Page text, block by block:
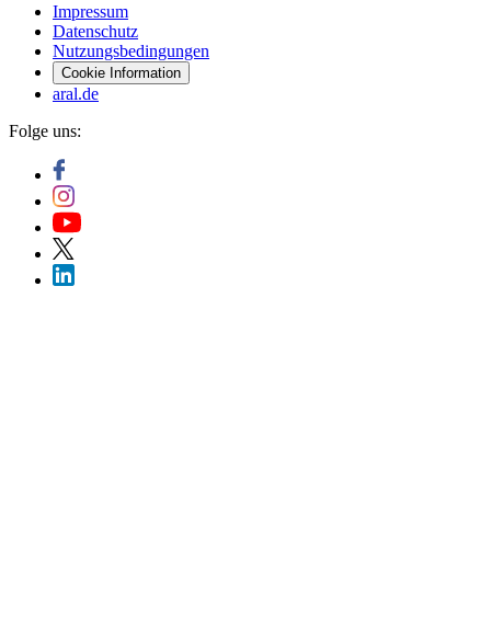
Impressum
Datenschutz
Nutzungsbedingungen
Cookie Information
aral.de
Folge uns: